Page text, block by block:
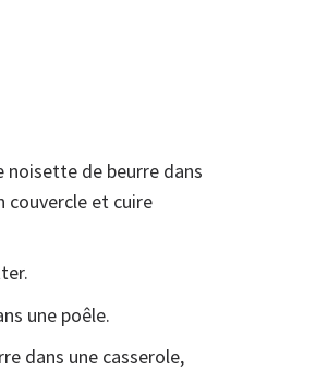
noisette de beurre dans
couvercle et cuire
une poêle.
dans une casserole,